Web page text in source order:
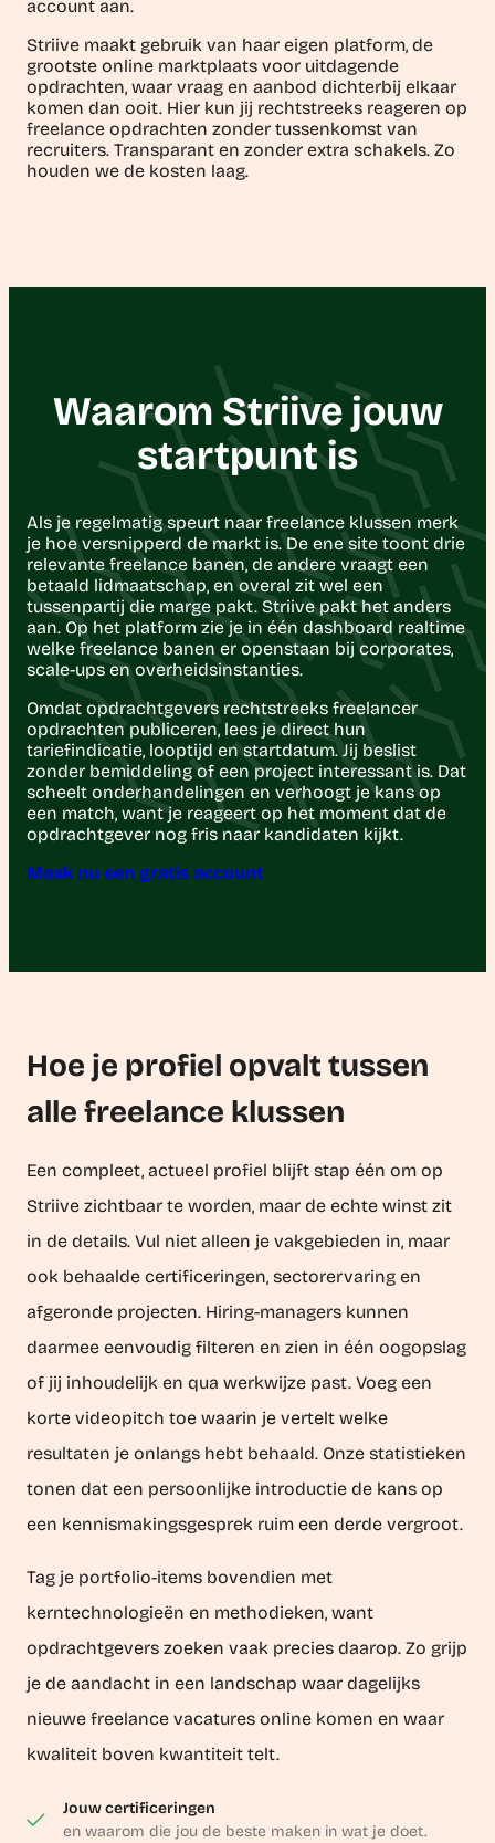
account aan.
Striive maakt gebruik van haar eigen platform, de
grootste online marktplaats voor uitdagende
opdrachten, waar vraag en aanbod dichterbij elkaar
komen dan ooit. Hier kun jij rechtstreeks reageren op
freelance opdrachten zonder tussenkomst van
recruiters. Transparant en zonder extra schakels. Zo
houden we de kosten laag.
Waarom Striive jouw
startpunt is
Als je regelmatig speurt naar freelance klussen merk
je hoe versnipperd de markt is. De ene site toont drie
relevante freelance banen, de andere vraagt een
betaald lidmaatschap, en overal zit wel een
tussenpartij die marge pakt. Striive pakt het anders
aan. Op het platform zie je in één dashboard realtime
welke freelance banen er openstaan bij corporates,
scale-ups en overheidsinstanties.
Omdat opdrachtgevers rechtstreeks freelancer
opdrachten publiceren, lees je direct hun
tariefindicatie, looptijd en startdatum. Jij beslist
zonder bemiddeling of een project interessant is. Dat
scheelt onderhandelingen en verhoogt je kans op
een match, want je reageert op het moment dat de
opdrachtgever nog fris naar kandidaten kijkt.
Maak nu een gratis account
Hoe je profiel opvalt tussen
alle freelance klussen
Een compleet, actueel profiel blijft stap één om op
Striive zichtbaar te worden, maar de echte winst zit
in de details. Vul niet alleen je vakgebieden in, maar
ook behaalde certificeringen, sectorervaring en
afgeronde projecten. Hiring-managers kunnen
daarmee eenvoudig filteren en zien in één oogopslag
of jij inhoudelijk en qua werkwijze past. Voeg een
korte videopitch toe waarin je vertelt welke
resultaten je onlangs hebt behaald. Onze statistieken
tonen dat een persoonlijke introductie de kans op
een kennismakingsgesprek ruim een derde vergroot.
Tag je portfolio-items bovendien met
kerntechnologieën en methodieken, want
opdrachtgevers zoeken vaak precies daarop. Zo grijp
je de aandacht in een landschap waar dagelijks
nieuwe freelance vacatures online komen en waar
kwaliteit boven kwantiteit telt.
Jouw certificeringen
en waarom die jou de beste maken in wat je doet.